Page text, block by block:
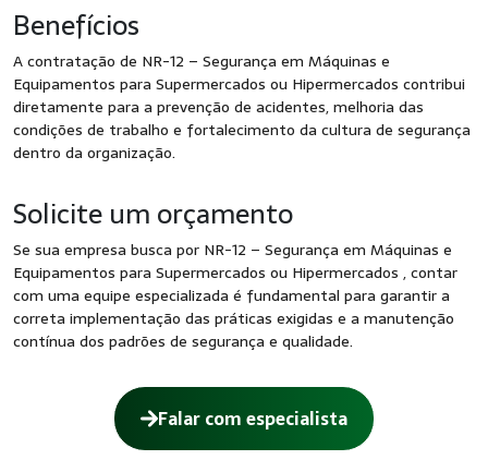
Benefícios
A contratação de NR-12 – Segurança em Máquinas e
Equipamentos para Supermercados ou Hipermercados contribui
diretamente para a prevenção de acidentes, melhoria das
condições de trabalho e fortalecimento da cultura de segurança
dentro da organização.
Solicite um orçamento
Se sua empresa busca por NR-12 – Segurança em Máquinas e
Equipamentos para Supermercados ou Hipermercados , contar
com uma equipe especializada é fundamental para garantir a
correta implementação das práticas exigidas e a manutenção
contínua dos padrões de segurança e qualidade.
Falar com especialista